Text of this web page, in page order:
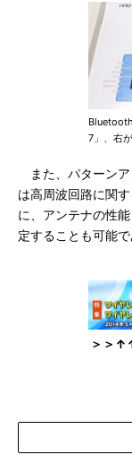
7」、右
また、パターンア
は高周波回路に関
に、アンテナの性
定することも可能で
＞＞